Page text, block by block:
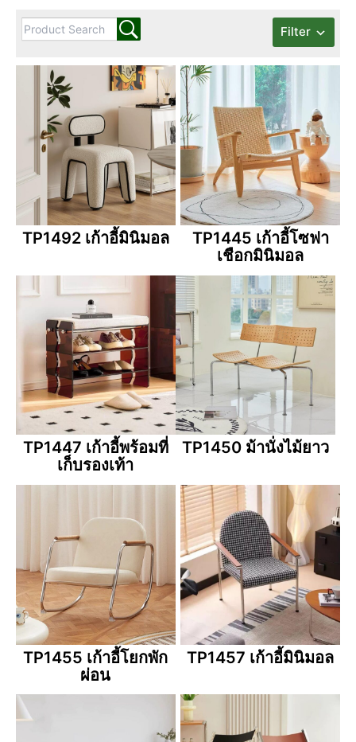
Filter
TP1492 เก้าอี้มินิมอล
TP1445 เก้าอี้โซฟา
เชือกมินิมอล
TP1447 เก้าอี้พร้อมที่
เก็บรองเท้า
TP1450 ม้านั่งไม้ยาว
TP1455 เก้าอี้โยกพัก
ผ่อน
TP1457 เก้าอี้มินิมอล